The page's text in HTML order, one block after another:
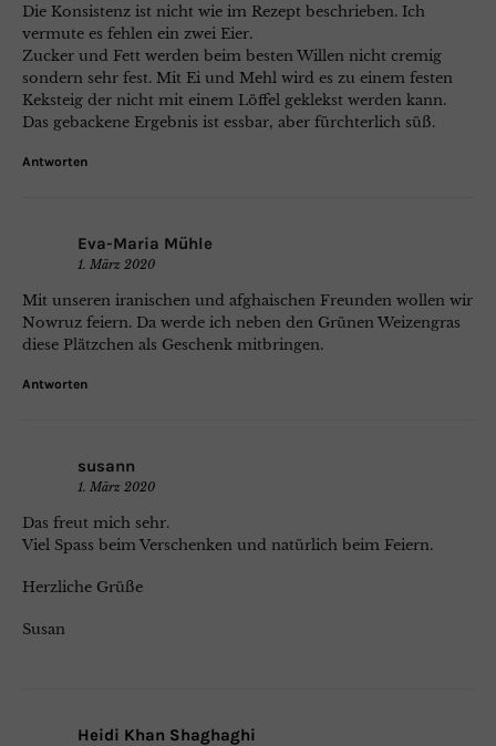
Die Konsistenz ist nicht wie im Rezept beschrieben. Ich
vermute es fehlen ein zwei Eier.
Zucker und Fett werden beim besten Willen nicht cremig
sondern sehr fest. Mit Ei und Mehl wird es zu einem festen
Keksteig der nicht mit einem Löffel geklekst werden kann.
Das gebackene Ergebnis ist essbar, aber fürchterlich süß.
Antworten
Eva-Maria Mühle
1. März 2020
Mit unseren iranischen und afghaischen Freunden wollen wir
Nowruz feiern. Da werde ich neben den Grünen Weizengras
diese Plätzchen als Geschenk mitbringen.
Antworten
susann
1. März 2020
Das freut mich sehr.
Viel Spass beim Verschenken und natürlich beim Feiern.
Herzliche Grüße
Susan
Heidi Khan Shaghaghi